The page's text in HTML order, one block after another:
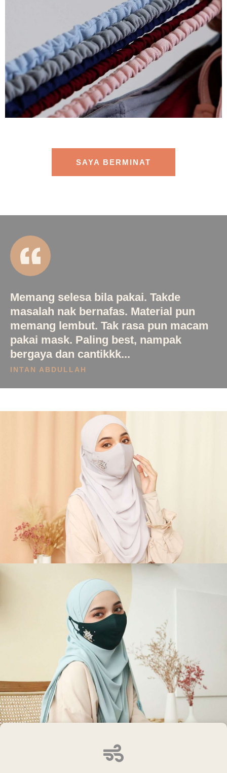
SAYA BERMINAT
Memang selesa bila pakai. Takde
masalah nak bernafas. Material pun
memang lembut. Tak rasa pun macam
pakai mask. Paling best, nampak
bergaya dan cantikkk...
INTAN ABDULLAH